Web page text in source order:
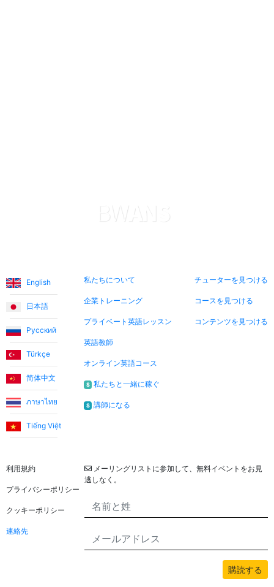
プラットフォームは本当に素晴らしいです。教師たちも非
す。
Ece T.
エマは娘に非常に楽しい方法で英語を教えています。彼女
はいつも陽気で、レッスンをより楽しくしてくれます。こ
のアプリケーションを通じてエマに出会い、彼女が私たち
に英語を教えてくれることを素晴らしい機会だと考えてい
ます！
私は英語をゼロから学び始めました。最初の3か月間、ウ
ムト先生と一緒に学びました。トルコ語のサポートなしで
コミュニケーションできるレベルに達したとき、私はジェ
足しています。定期的にレッスンを受けたい、そして英語
を生活の障害から取り除きたいと考えているすべての人に
English
日本語
Русский
Türkçe
简体中文
ภาษาไทย
Tiếng Việt
私たちについて
企業トレーニング
プライベート英語レッスン
英語教師
オンライン英語コース
$ 私たちと一緒に稼ぐ
$ 講師になる
チューターを見つける
コースを見つける
コンテンツを見つける
利用規約
プライバシーポリシー
クッキーポリシー
連絡先
メーリングリストに参加して、無料イベントをお見
逃しなく。
購読する